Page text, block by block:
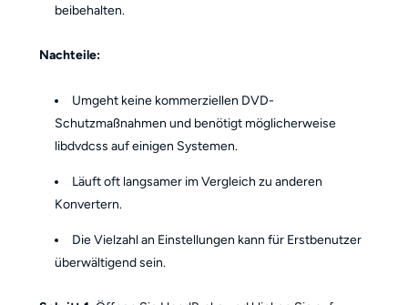
beibehalten.
Nachteile:
Umgeht keine kommerziellen DVD-
Schutzmaßnahmen und benötigt möglicherweise
libdvdcss auf einigen Systemen.
Läuft oft langsamer im Vergleich zu anderen
Konvertern.
Die Vielzahl an Einstellungen kann für Erstbenutzer
überwältigend sein.